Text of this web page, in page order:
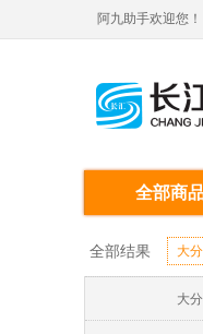
阿九助手欢迎您！
全部商
全部结果 大
大